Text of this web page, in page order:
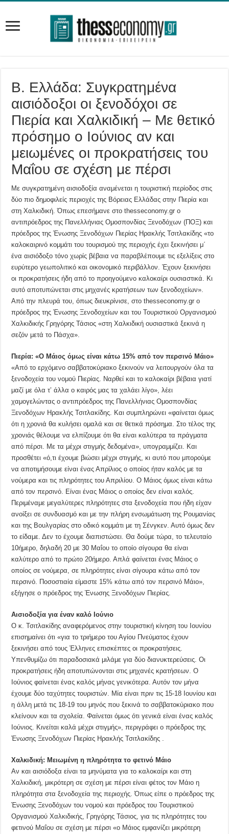
Β. Ελλάδα: Συγκρατημένα
αισιόδοξοι οι ξενοδόχοι σε
Πιερία και Χαλκιδική – Με θετικό
πρόσημο ο Ιούνιος αν και
μειωμένες οι προκρατήσεις του
Μαΐου σε σχέση με πέρσι
Με συγκρατημένη αισιοδοξία αναμένεται η τουριστική περίοδος στις
δύο πιο δημοφιλείς περιοχές της Βόρειας Ελλάδας στην Πιερία και
στη Χαλκιδική. Όπως επεσήμανε στο thesseconomy.gr ο
αντιπρόεδρος της Πανελλήνιας Ομοσπονδίας Ξενοδόχων (ΠΟΞ) και
πρόεδρος της Ένωσης Ξενοδόχων Πιερίας Ηρακλής Τσιτλακίδης «το
καλοκαιρινό κομμάτι του τουρισμού της περιοχής έχει ξεκινήσει μ΄
ένα αισιόδοξο τόνο χωρίς βέβαια να παραβλέπουμε τις εξελίξεις στο
ευρύτερο γεωπολιτικό και οικονομικό περιβάλλον. Έχουν ξεκινήσει
οι προκρατήσεις ήδη από το προηγούμενο καλοκαίρι ουσιαστικά. Κι
αυτό αποτυπώνεται στις μηχανές κρατήσεων των ξενοδοχείων».
Από την πλευρά του, όπως διευκρίνισε, στο thesseconomy.gr ο
πρόεδρος της Ένωσης Ξενοδοχείων και του Τουριστικού Οργανισμού
Χαλκιδικής Γρηγόρης Τάσιος «στη Χαλκιδική ουσιαστικά ξεκινά η
σεζόν μετά το Πάσχα».
Πιερία: «Ο Μάιος όμως είναι κάτω 15% από τον περσινό Μάιο»
«Από το ερχόμενο σαββατοκύριακο ξεκινούν να λειτουργούν όλα τα
ξενοδοχεία του νομού Πιερίας. Ναρθεί και το καλοκαίρι βέβαια γιατί
μαζί με όλα τ’ άλλα ο καιρός μας τα χαλάει λίγο», λέει
χαμογελώντας ο αντιπρόεδρος της Πανελλήνιας Ομοσπονδίας
Ξενοδόχων Ηρακλής Τσιτλακίδης. Και συμπληρώνει «φαίνεται όμως
ότι η χρονιά θα κυλήσει ομαλά και σε θετικά πρόσημα. Στο τέλος της
χρονιάς θέλουμε να ελπίζουμε ότι θα είναι καλύτερα τα πράγματα
από πέρσι. Με τα μέχρι στιγμής δεδομένα», υπογραμμίζει. Και
προσθέτει «ό,τι έχουμε βιώσει μέχρι στιγμής, κι αυτό που μπορούμε
να αποτιμήσουμε είναι ένας Απρίλιος ο οποίος ήταν καλός με τα
νούμερα και τις πληρότητες του Απριλίου. Ο Μάιος όμως είναι κάτω
από τον περσινό. Είναι ένας Μάιος ο οποίος δεν είναι καλός.
Περιμέναμε μεγαλύτερες πληρότητες στα ξενοδοχεία που ήδη είχαν
ανοίξει σε συνδυασμό και με την πλήρη ενσωμάτωση της Ρουμανίας
και της Βουλγαρίας στο οδικό κομμάτι με τη Σένγκεν. Αυτό όμως δεν
το είδαμε. Δεν το έχουμε διαπιστώσει. Θα δούμε τώρα, το τελευταίο
10ήμερο, δηλαδή 20 με 30 Μαΐου το οποίο σίγουρα θα είναι
καλύτερο από το πρώτο 20ήμερο. Απλά φαίνεται ένας Μάιος ο
οποίος σε νούμερα, σε πληρότητες είναι σίγουρα κάτω από τον
περσινό. Ποσοστιαία είμαστε 15% κάτω από τον περσινό Μάιο»,
εξήγησε ο πρόεδρος της Ένωσης Ξενοδόχων Πιερίας.
Αισιοδοξία για έναν καλό Ιούνιο
Ο κ. Τσιτλακίδης αναφερόμενος στην τουριστική κίνηση του Ιουνίου
επισημαίνει ότι «για το τριήμερο του Αγίου Πνεύματος έχουν
ξεκινήσει από τους Έλληνες επισκέπτες οι προκρατήσεις.
Υπενθυμίζω ότι παραδοσιακά μιλάμε για δύο διανυκτερεύσεις. Οι
προκρατήσεις ήδη αποτυπώνονται στις μηχανές κρατήσεων. Ο
Ιούνιος φαίνεται ένας καλός μήνας γενικότερα. Αυτόν τον μήνα
έχουμε δύο ταχύτητες τουριστών. Μία είναι πριν τις 15-18 Ιουνίου και
η άλλη μετά τις 18-19 του μηνός που ξεκινά το σαββατοκύριακο που
κλείνουν και τα σχολεία. Φαίνεται όμως ότι γενικά είναι ένας καλός
Ιούνιος. Κινείται καλά μέχρι στιγμής», περιγράφει ο πρόεδρος της
Ένωσης Ξενοδόχων Πιερίας Ηρακλής Τσιτλακίδης .
Χαλκιδική: Μειωμένη η πληρότητα το φετινό Μάιο
Αν και αισιόδοξα είναι τα μηνύματα για το καλοκαίρι και στη
Χαλκιδική, μικρότερη σε σχέση με πέρσι είναι φέτος τον Μάιο η
πληρότητα στα ξενοδοχεία της περιοχής. Όπως είπε ο πρόεδρος της
Ένωσης Ξενοδόχων του νομού και πρόεδρος του Τουριστικού
Οργανισμού Χαλκιδικής, Γρηγόρης Τάσιος, για τις πληρότητες του
φετινού Μαΐου σε σχέση με πέρσι «ο Μάιος εμφανίζει μικρότερη